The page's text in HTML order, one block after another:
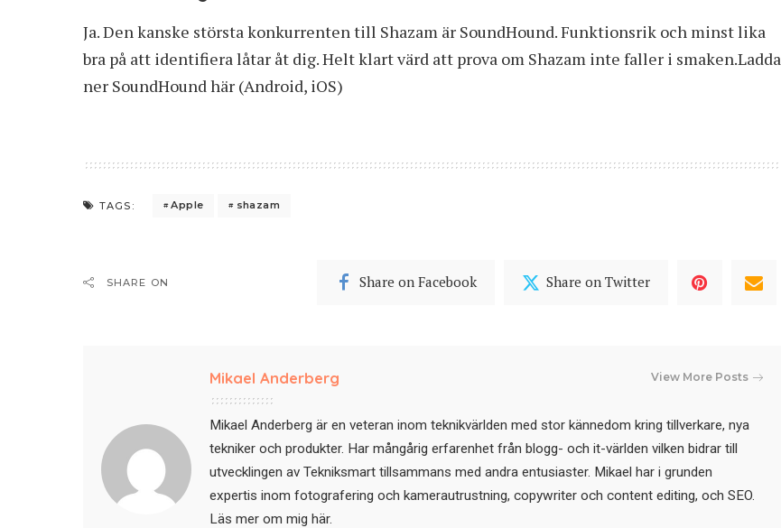
Ja. Den kanske största konkurrenten till Shazam är SoundHound. Funktionsrik och minst lika
bra på att identifiera låtar åt dig. Helt klart värd att prova om Shazam inte faller i smaken.Ladda
ner SoundHound här (Android, iOS)
TAGS: Apple shazam
SHARE ON Share on Facebook Share on Twitter
Mikael Anderberg View More Posts
Mikael Anderberg är en veteran inom teknikvärlden med stor kännedom kring tillverkare, nya
tekniker och produkter. Har mångårig erfarenhet från blogg- och it-världen vilken bidrar till
utvecklingen av Tekniksmart tillsammans med andra entusiaster. Mikael har i grunden
expertis inom fotografering och kamerautrustning, copywriter och content editing, och SEO.
Läs mer om mig här.